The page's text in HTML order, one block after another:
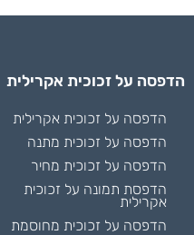
הדפסה על זכוכית אקרילית
הדפסה על זכוכית אקרילית
הדפסה על זכוכית מתנה
הדפסה על זכוכית מחיר
הדפסת תמונה על זכוכית
אקרילית
הדפסה על זכוכית מחוסמת